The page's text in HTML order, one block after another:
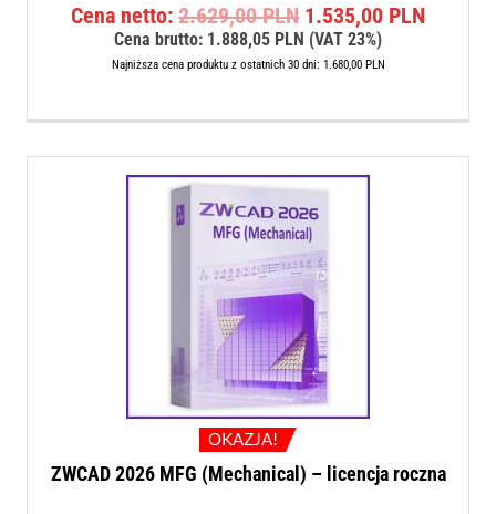
Cena netto:2.629,00PLN Pierwotna
cena
wynosiła:
1.535,00 PLN
Cena brutto: 1.888,05 PLN (VAT 23%)
Najniższa cena produktu z ostatnich 30 dni: 1.680,00 PLN
OKAZJA!
ZWCAD 2026 MFG (Mechanical) – licencja roczna